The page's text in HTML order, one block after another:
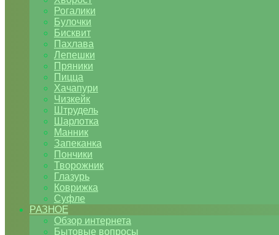
Рогалики
Булочки
Бисквит
Пахлава
Лепешки
Пряники
Пицца
Хачапури
Чизкейк
Штрудель
Шарлотка
Манник
Запеканка
Пончики
Творожник
Глазурь
Коврижка
Суфле
РАЗНОЕ
Обзор интернета
Бытовые вопросы